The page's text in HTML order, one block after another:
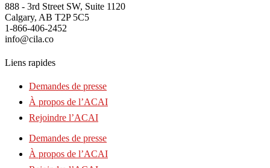
888 - 3rd Street SW, Suite 1120
Calgary, AB T2P 5C5
1-866-406-2452
info@cila.co
Liens rapides
Demandes de presse
À propos de l’ACAI
Rejoindre l’ACAI
Demandes de presse
À propos de l’ACAI